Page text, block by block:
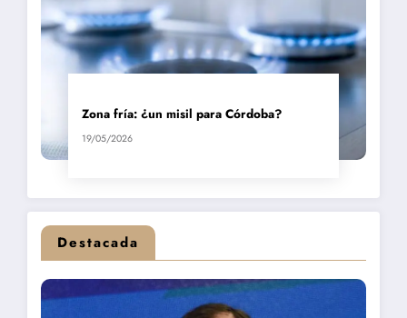
Zona fría: ¿un misil para Córdoba?
19/05/2026
Destacada